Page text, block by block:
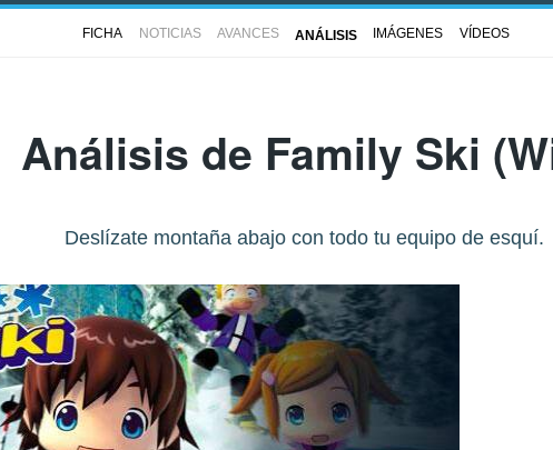
FICHA NOTICIAS AVANCES ANÁLISIS IMÁGENES VÍDEOS
Análisis de Family Ski
Deslízate montaña abajo con todo tu equipo de esquí.